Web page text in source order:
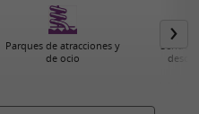
Parques de atracciones y
de ocio